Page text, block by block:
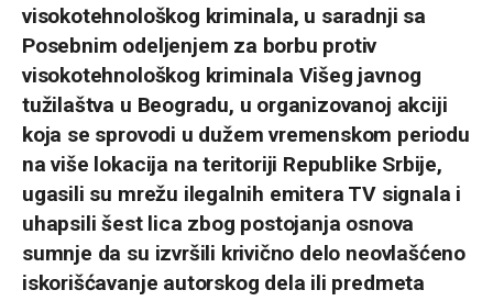
visokotehnološkog kriminala, u saradnji sa
Posebnim odeljenjem za borbu protiv
visokotehnološkog kriminala Višeg javnog
tužilaštva u Beogradu, u organizovanoj akciji
koja se sprovodi u dužem vremenskom periodu
na više lokacija na teritoriji Republike Srbije,
ugasili su mrežu ilegalnih emitera TV signala i
uhapsili šest lica zbog postojanja osnova
sumnje da su izvršili krivično delo neovlašćeno
iskorišćavanje autorskog dela ili predmeta